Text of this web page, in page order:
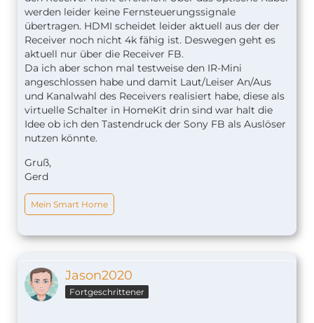
werden leider keine Fernsteuerungssignale
übertragen. HDMI scheidet leider aktuell aus der der
Receiver noch nicht 4k fähig ist. Deswegen geht es
aktuell nur über die Receiver FB.
Da ich aber schon mal testweise den IR-Mini
angeschlossen habe und damit Laut/Leiser An/Aus
und Kanalwahl des Receivers realisiert habe, diese als
virtuelle Schalter in HomeKit drin sind war halt die
Idee ob ich den Tastendruck der Sony FB als Auslöser
nutzen könnte.
Gruß,
Gerd
Mein Smart Home
Jason2020
Fortgeschrittener